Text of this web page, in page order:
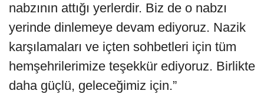
nabzının attığı yerlerdir. Biz de o nabzı
yerinde dinlemeye devam ediyoruz. Nazik
karşılamaları ve içten sohbetleri için tüm
hemşehrilerimize teşekkür ediyoruz. Birlikte
daha güçlü, geleceğimiz için.”